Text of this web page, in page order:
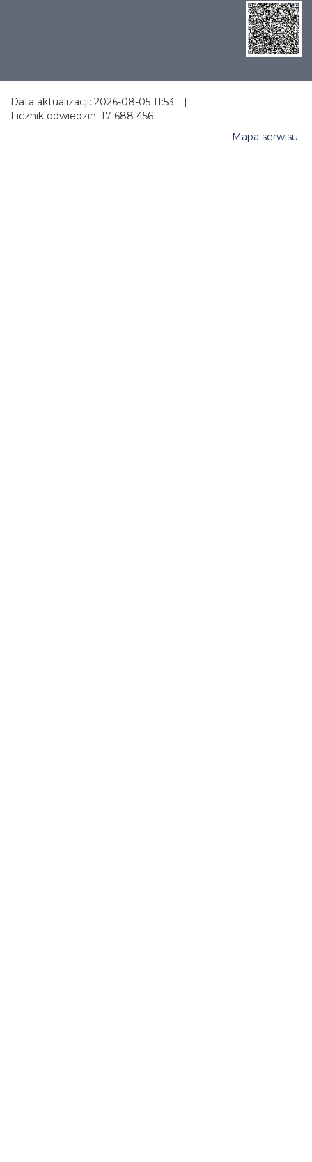
Data aktualizacji: 2026-08-05 11:53
|
Licznik odwiedzin: 17 688 456
Mapa serwisu